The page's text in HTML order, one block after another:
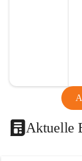
Aktuelle